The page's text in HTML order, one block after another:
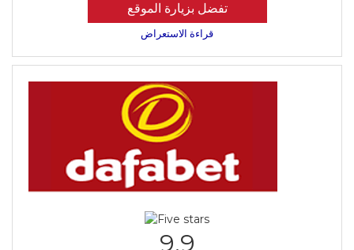
تفضل بزيارة الموقع
قراءة الاستعراض
9.9